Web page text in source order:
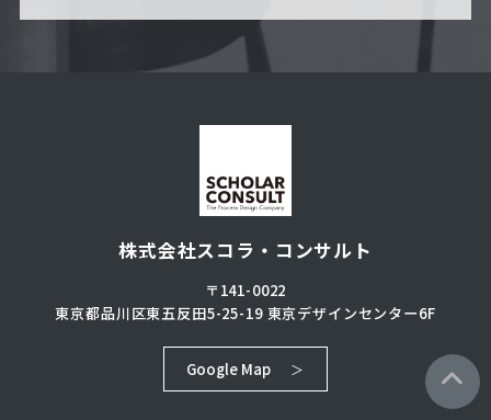
株式会社スコラ・コンサルト
〒141-0022
東京都品川区東五反田5-25-19東京デザインセンター6F
Google Map